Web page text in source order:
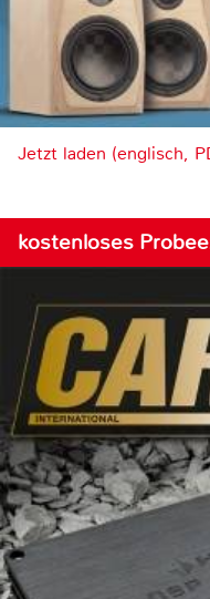
Jetzt laden (englisch,
kostenloses